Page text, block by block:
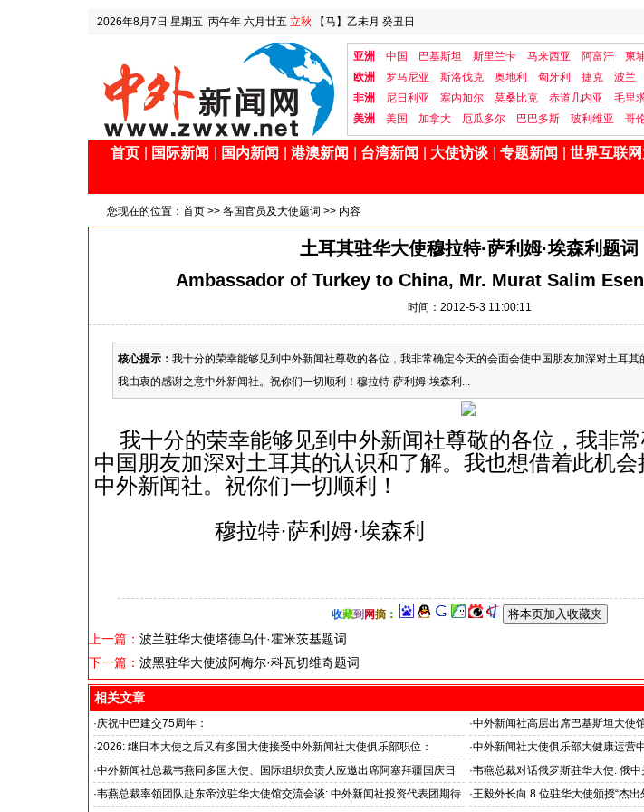
2026年8月7日 星期五 丙午年 六月廿五 立秋 【马】乙未月 癸丑日
亚洲 中国 巴基斯坦 斯里兰卡 马来西亚 阿富汗 柬
欧洲
罗马尼亚 斯洛伐克 奥地利 匈牙利 捷克 波兰
非洲
尼日利亚 塞内加尔 莫桑比克 赤道几内亚 毛里
美洲
美国 加拿大 厄瓜多尔 巴巴多斯 玻利维亚 哥
首页 国际新闻 国内新闻 港澳新闻 台湾新闻 大使访谈 专题新闻 世界互联
您现在的位置： 首页 >> 各国官员及大使题词 >> 内容
土耳其驻华大使穆拉特·萨利姆·埃森利题词
Ambassador of Turkey to China, Mr. Murat Salim
时间：2012-5-3 11:00:11
核心提示： 我十分的荣幸能够见到中外新闻社尊敬的各位，我非常确定今天的会面会使中国朋友加深对土耳
我由衷的感谢之意中外新闻社。祝你们一切顺利！穆拉特·萨利姆·埃森利...
我十分的荣幸能够见到中外新闻社尊敬的各位，我非
中国朋友加深对土耳其的认识和了解。我也想借着此机
中外新闻社。祝你们一切顺利！
穆拉特·萨利姆·埃森利
收藏到 网摘：
上一篇： 波兰驻华大使塔德乌什·霍米茨基题词
下一篇： 波黑驻华大使波阿梅尔·科瓦切维奇题词
相关文章
·庆祝中巴建交75周年：
韦燕总裁同多国大使出席巴基斯坦驻华大使馆举办“芒果节”
·中外新闻社高层出席巴基斯坦大使
医药、保健和生物科技职业技术教育
·2026: 继日本大使之后又有多国大使接受中外新闻社大使俱乐部职位：
国之交在于民相亲, 民相亲在于心相通
·中外新闻社大使俱乐部大健康运营
·中外新闻社总裁韦燕同多国大使、国际组织负责人应邀出席阿塞拜疆国庆日
招待会
·韦燕总裁对话俄罗斯驻华大使: 俄
·韦燕总裁率领团队赴东帝汶驻华大使馆交流会谈: 中外新闻社投资代表团期待
·王毅外长向 8 位驻华大使颁授“杰出